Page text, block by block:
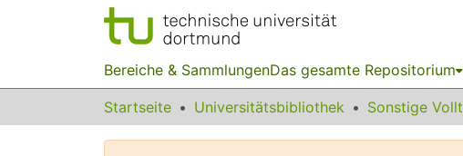
Bereiche & SammlungenDas gesamte Repositorium
Startseite Universitätsbibliothek